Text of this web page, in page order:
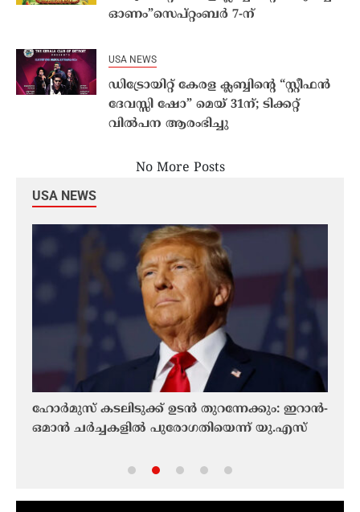
ഓണം”സെപ്റ്റംബർ 7-ന്
USA NEWS
ഡിട്രോയിറ്റ് കേരള ക്ലബ്ബിൻ്റെ “സ്റ്റീഫൻ
ദേവസ്സി ഷോ” മെയ് 31ന്; ടിക്കറ്റ്
വിൽപന ആരംഭിച്ചു
No More Posts
USA NEWS
ഹോർമുസ് കടലിടുക്ക് ഉടൻ തുറന്നേക്കും: ഇറാൻ-
ഒമാൻ ചർച്ചകളിൽ പുരോഗതിയെന്ന് യു.എസ്